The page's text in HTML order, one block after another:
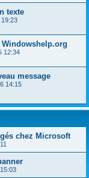
e
texte
12:34
message
14:15
chez Microsoft